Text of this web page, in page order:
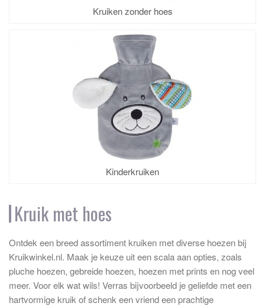
Kruiken zonder hoes
Kinderkruiken
Kruik met hoes
Ontdek een breed assortiment kruiken met diverse hoezen bij
Kruikwinkel.nl. Maak je keuze uit een scala aan opties, zoals
pluche hoezen, gebreide hoezen, hoezen met prints en nog veel
meer. Voor elk wat wils! Verras bijvoorbeeld je geliefde met een
hartvormige kruik of schenk een vriend een prachtige